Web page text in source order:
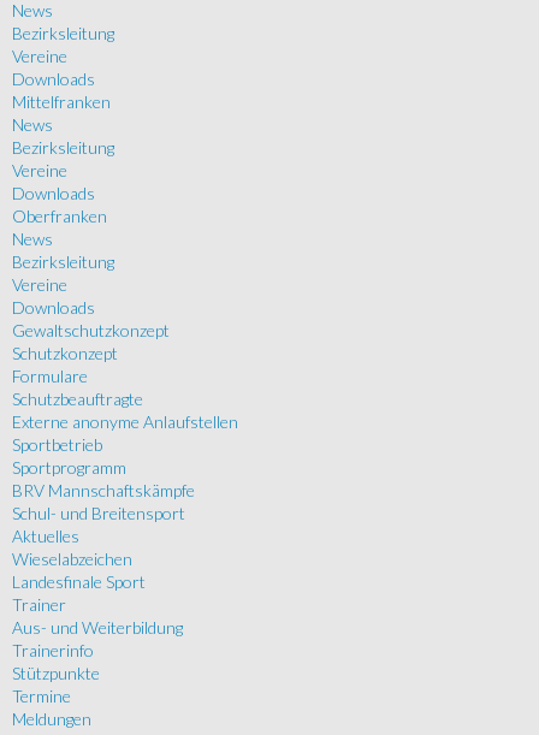
News
Bezirksleitung
Vereine
Downloads
Mittelfranken
News
Bezirksleitung
Vereine
Downloads
Oberfranken
News
Bezirksleitung
Vereine
Downloads
Gewaltschutzkonzept
Schutzkonzept
Formulare
Schutzbeauftragte
Externe anonyme Anlaufstellen
Sportbetrieb
Sportprogramm
BRV Mannschaftskämpfe
Schul- und Breitensport
Aktuelles
Wieselabzeichen
Landesfinale Sport
Trainer
Aus- und Weiterbildung
Trainerinfo
Stützpunkte
Termine
Meldungen